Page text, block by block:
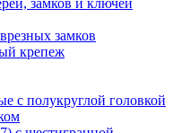
замков и ключей
замков
крепеж
с полукруглой головкой